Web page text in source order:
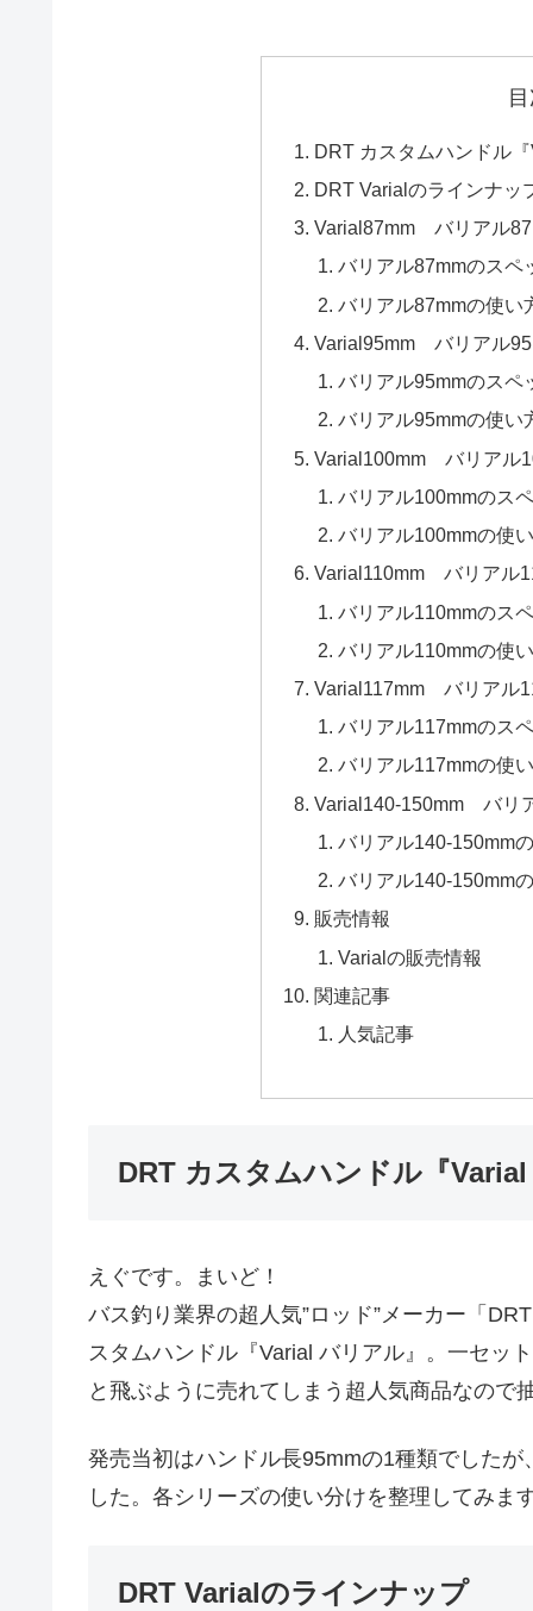
DRT カスタムハンドル
DRT Varialのラインナッ
Varial87mm バリアル
バリアル87mmのスペ
バリアル87mmの使い
Varial95mm バリアル
バリアル95mmのスペ
バリアル95mmの使い
Varial100mm バリアル
バリアル100mmのス
バリアル100mmの使
Varial110mm バリアル
バリアル110mmのス
バリアル110mmの使
Varial117mm バリアル
バリアル117mmのス
バリアル117mmの使
Varial140-150mm バリ
バリアル140-150mm
バリアル140-150mm
販売情報
Varialの販売情報
関連記事
人気記事
DRT カスタムハンドル『
えぐです。まいど！
バス釣り業界の超人気”ロッド”メーカー「
スタムハンドル『Varial バリアル』。一セッ
と飛ぶように売れてしまう超人気商品なので
発売当初はハンドル長95mmの1種類でした
した。各シリーズの使い分けを整理してみま
DRT Varialのラインナップ